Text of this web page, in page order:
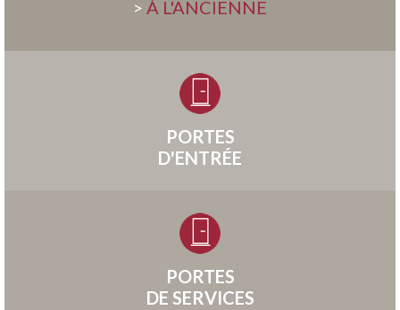
> À L'ANCIENNE
PORTES
D'ENTRÉE
PORTES
DE SERVICES